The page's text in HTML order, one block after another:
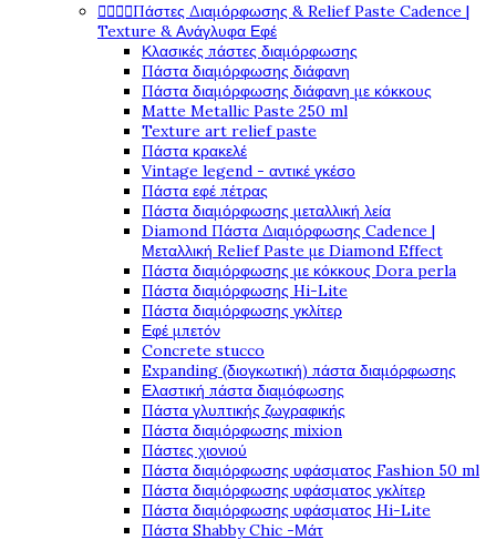
Πάστες Διαμόρφωσης & Relief Paste Cadence |
Texture & Ανάγλυφα Εφέ
Κλασικές πάστες διαμόρφωσης
Πάστα διαμόρφωσης διάφανη
Πάστα διαμόρφωσης διάφανη με κόκκους
Matte Metallic Paste 250 ml
Texture art relief paste
Πάστα κρακελέ
Vintage legend - αντικέ γκέσο
Πάστα εφέ πέτρας
Πάστα διαμόρφωσης μεταλλική λεία
Diamond Πάστα Διαμόρφωσης Cadence |
Μεταλλική Relief Paste με Diamond Effect
Πάστα διαμόρφωσης με κόκκους Dora perla
Πάστα διαμόρφωσης Hi-Lite
Πάστα διαμόρφωσης γκλίτερ
Εφέ μπετόν
Concrete stucco
Expanding (διογκωτική) πάστα διαμόρφωσης
Ελαστική πάστα διαμόφωσης
Πάστα γλυπτικής ζωγραφικής
Πάστα διαμόρφωσης mixion
Πάστες χιονιού
Πάστα διαμόρφωσης υφάσματος Fashion 50 ml
Πάστα διαμόρφωσης υφάσματος γκλίτερ
Πάστα διαμόρφωσης υφάσματος Hi-Lite
Πάστα Shabby Chic -Μάτ